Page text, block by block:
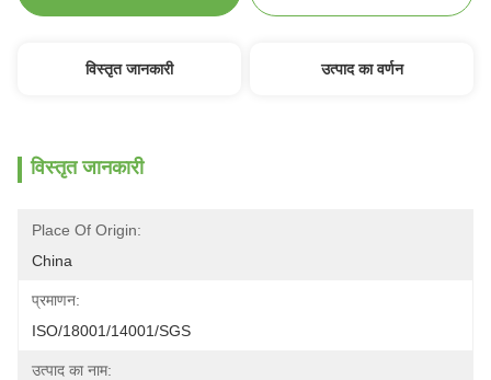
विस्तृत जानकारी उत्पाद का वर्णन
विस्तृत जानकारी
Place Of Origin:
China
प्रमाणन:
ISO/18001/14001/SGS
उत्पाद का नाम: